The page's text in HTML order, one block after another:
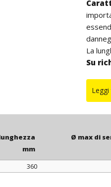
La
Su
mm
Ø max di
360